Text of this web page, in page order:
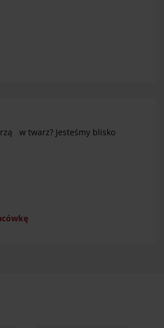
w twarz? Jesteśmy blisko